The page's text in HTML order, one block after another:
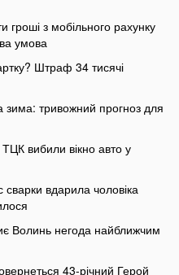
гроші з мобільного рахунку
умова
Штраф 34 тисячі
зима: тривожний прогноз для
ТЦК вибили вікно авто у
сварки вдарила чоловіка
Волинь негода найближчим
43-річний Герой